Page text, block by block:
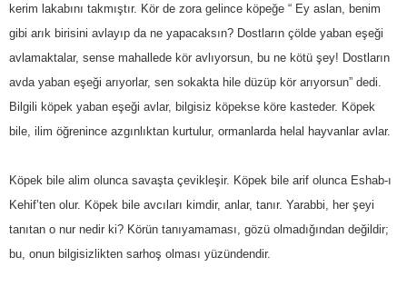
kerim lakabını takmıştır. Kör de zora gelince köpeğe “ Ey aslan, benim
gibi arık birisini avlayıp da ne yapacaksın? Dostların çölde yaban eşeği
avlamaktalar, sense mahallede kör avlıyorsun, bu ne kötü şey! Dostların
avda yaban eşeği arıyorlar, sen sokakta hile düzüp kör arıyorsun” dedi.
Bilgili köpek yaban eşeği avlar, bilgisiz köpekse köre kasteder. Köpek
bile, ilim öğrenince azgınlıktan kurtulur, ormanlarda helal hayvanlar avlar.
Köpek bile alim olunca savaşta çevikleşir. Köpek bile arif olunca Eshab-ı
Kehif’ten olur. Köpek bile avcıları kimdir, anlar, tanır. Yarabbi, her şeyi
tanıtan o nur nedir ki? Körün tanıyamaması, gözü olmadığından değildir;
bu, onun bilgisizlikten sarhoş olması yüzündendir.